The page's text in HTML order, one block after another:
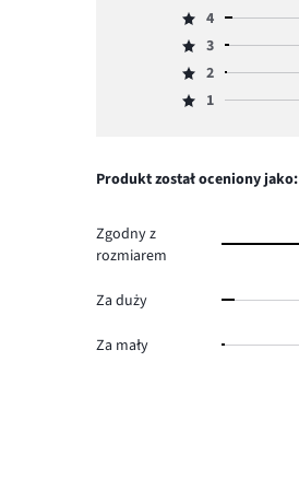
5,
ilość
głosów
Ocena
4,
ilość
głosów
4
Ocena
3,
ilość
3
Ocena
2,
3.
2
Ocena
głosów
1
Produkt został oceniony jako:
Zgodny z
rozmiarem
Za duży
Za mały